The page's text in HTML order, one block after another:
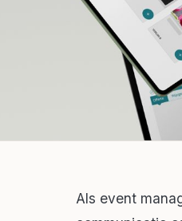
Als event